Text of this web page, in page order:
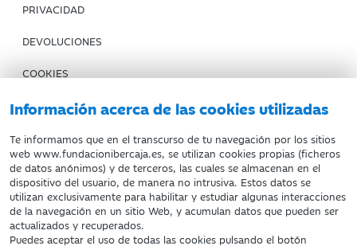
Información acerca de las cookies utilizadas
Te informamos que en el transcurso de tu navegación por los sitios
web www.fundacionibercaja.es, se utilizan cookies propias (ficheros
de datos anónimos) y de terceros, las cuales se almacenan en el
dispositivo del usuario, de manera no intrusiva. Estos datos se
utilizan exclusivamente para habilitar y estudiar algunas interacciones
de la navegación en un sitio Web, y acumulan datos que pueden ser
actualizados y recuperados.
Puedes aceptar el uso de todas las cookies pulsando el botón
PRIVACIDAD
DEVOLUCIONES
COOKIES
CONDICIONES DE COMPRA
IBERCAJA BANCO
Fundación Bancaria Ibercaja. C.I.F. G-50000652.
Inscrita en el Registro de Fundaciones del Mº de Educación,
Cultura y Deporte con el nº 1689.
Domicilio social: Joaquín Costa, 13. 50001 Zaragoza.